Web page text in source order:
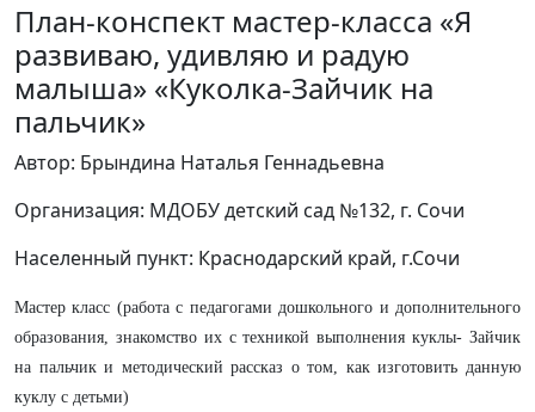
План-конспект мастер-класса «Я
развиваю, удивляю и радую
малыша» «Куколка-Зайчик на
пальчик»
Автор: Брындина Наталья Геннадьевна
Организация: МДОБУ детский сад №132, г. Сочи
Населенный пункт: Краснодарский край, г.Сочи
Мастер класс (работа с педагогами дошкольного и дополнительного
образования, знакомство их с техникой выполнения куклы- Зайчик
на пальчик и методический рассказ о том, как изготовить данную
куклу с детьми)